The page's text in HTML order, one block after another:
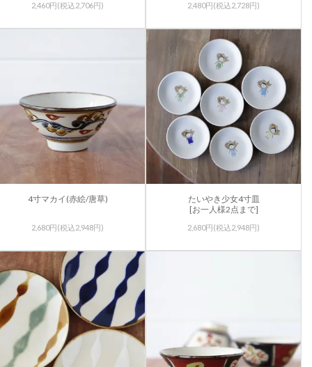
2,460円(税込2,706円) 2,480円(税込2,728円)
4寸マカイ(赤絵/唐草)
2,680円(税込2,948円)
たいやき少女4寸皿
[お一人様2点まで]
2,680円(税込2,948円)